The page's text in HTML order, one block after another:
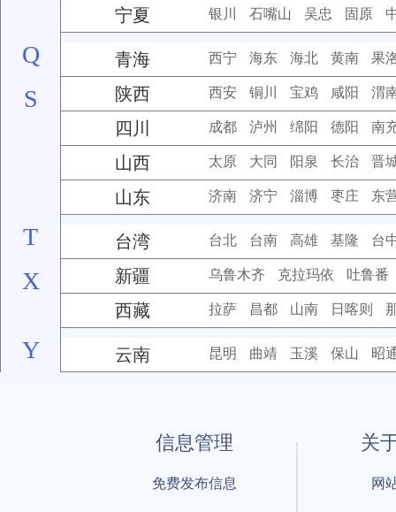
宁夏 银川 石嘴山 吴忠 固原
Q 青海 西宁 海东 海北 黄南 果
S 陕西 西安 铜川 宝鸡 咸阳 渭
四川 成都 泸州 绵阳 德阳 南
山西 太原 大同 阳泉 长治 晋
山东 济南 济宁 淄博 枣庄 东
T 台湾 台北 台南 高雄 基隆 台
X 新疆 乌鲁木齐 克拉玛依 吐鲁番
西藏 拉萨 昌都 山南 日喀则
Y 云南 昆明 曲靖 玉溪 保山 昭
信息管理
免费发布信息
关
网